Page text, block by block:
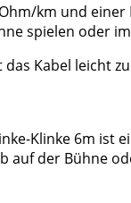
km und
spielen oder
Kabel leicht
Klinke 6m
auf der Bühne